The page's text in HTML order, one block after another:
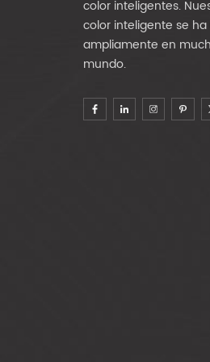
color inteligentes.
color inteligente se ha
ampliamente en
mundo.